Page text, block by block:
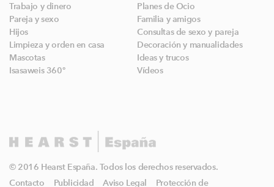
Trabajo y dinero
Planes de Ocio
Pareja y sexo
Familia y amigos
Hijos
Consultas de sexo y pareja
Limpieza y orden en casa
Decoración y manualidades
Mascotas
Ideas y trucos
Isasaweis 360º
Vídeos
© 2016 Hearst España. Todos los derechos reservados.
Contacto
Publicidad Aviso Legal Protección de